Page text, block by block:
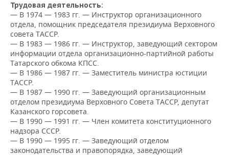
НЕФТЬ
ОПК
ЭНЕРГЕТИКА
РОЗНИЧНАЯ ТОРГОВЛЯ
ТРАНСПОРТ
УСЛУГИ
НОВОСТИ ТЕХНОЛОГИЙ
IT
МЕДИА
ТЕЛЕКОММУНИКАЦИИ
МЕРОПРИЯТИЯ
НОВОСТИ МЕРОПРИЯТИЙ
ВЫЕЗДНАЯ РЕДАКЦИЯ
БИЗНЕС-БРАНЧИ
ONLINE-КОНФЕРЕНЦИИ
ОТКРЫТАЯ ЛЕКЦИЯ
СПОРТ
НОВОСТИ СПОРТА
ФУТБОЛ
ХОККЕЙ
БАСКЕТБОЛ
ВОЛЕЙБОЛ
ОБЩЕСТВО
НОВОСТИ ОБЩЕСТВА
ВЛАСТЬ
ИНФРАСТРУКТУРА
ИСТОРИЯ
ФОТОГАЛЕРЕЯ
СЮЖЕТЫ
СПРАВОЧНИК
СПИСОК ПЕРСОН
ПОЛНАЯ ВЕРСИЯ
Трудовая деятельность:
— В 1974 — 1983 гг. — Инструктор организационного
отдела, помощник председателя президиума Верховного
совета ТАССР.
— В 1983 — 1986 гг. — Инструктор, заведующий сектором
информации отдела организационно-партийной работы
Татарского обкома КПСС.
— В 1986 — 1987 гг. — Заместитель министра юстиции
ТАССР.
— В 1987 — 1990 гг. — Заведующий организационным
отделом президиума Верховного Совета ТАССР, депутат
Казанского горсовета.
— В 1990 — 1991 гг. — Член комитета конституционного
надзора СССР.
— В 1990 — 1995 гг. — Заведующий отделом
законодательства и правопорядка, заведующий